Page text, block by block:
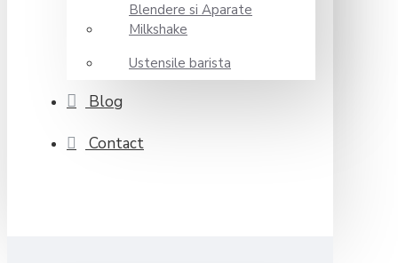
Blendere si Aparate
Milkshake
Ustensile barista
Blog
Contact